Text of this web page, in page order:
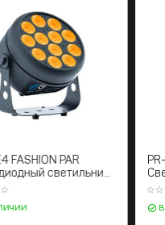
STAGE4 FASHION PAR
Светодиодный светильник
LED PAR
в наличии